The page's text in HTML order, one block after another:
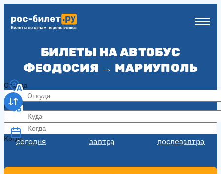
БИЛЕТЫ НА АВТОБУС
ФЕОДОСИЯ → МАРИУПОЛЬ
Откуда
Куда
Когда
сегодня завтра послезавтра
Когда